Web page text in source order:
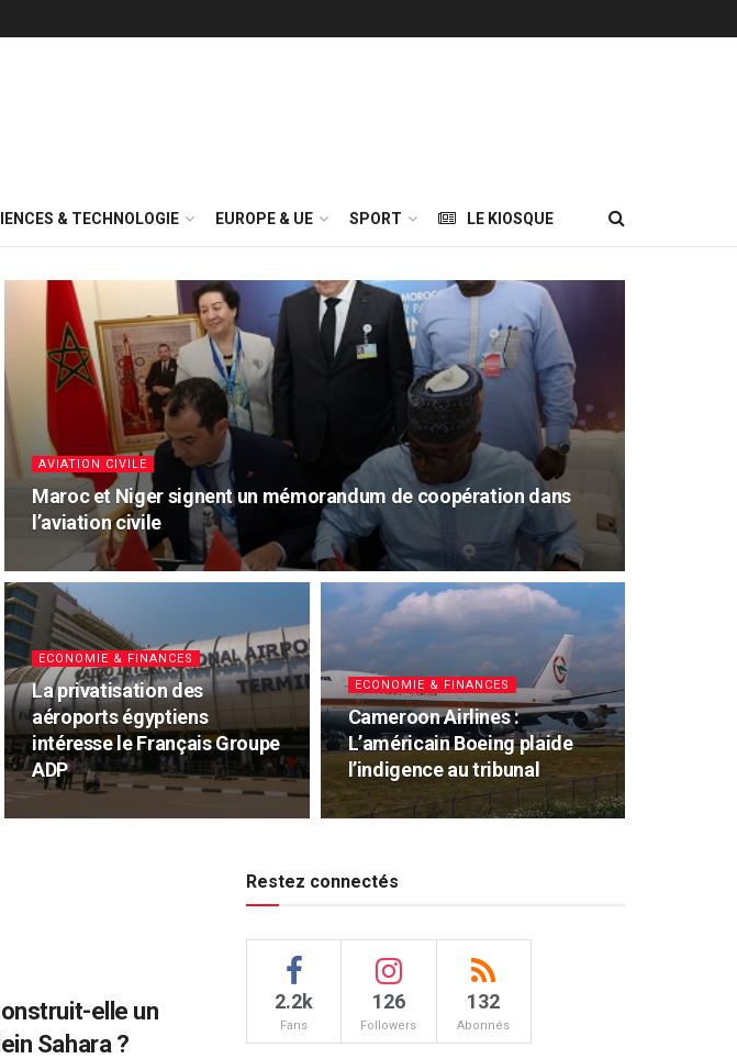
& TECHNOLOGIE EUROPE & UE SPORT LE KIOSQUE
AVIATION CIVILE
Maroc et Niger signent un mémorandum de coopération dans
l’aviation civile
ECONOMIE & FINANCES
La privatisation des
aéroports égyptiens
intéresse le Français Groupe
ADP
ECONOMIE & FINANCES
Cameroon Airlines :
L’américain Boeing plaide
l’indigence au tribunal
elle un
Sahara ?
Restez connectés
2.2k
Fans
126
Followers
132
Abonnés